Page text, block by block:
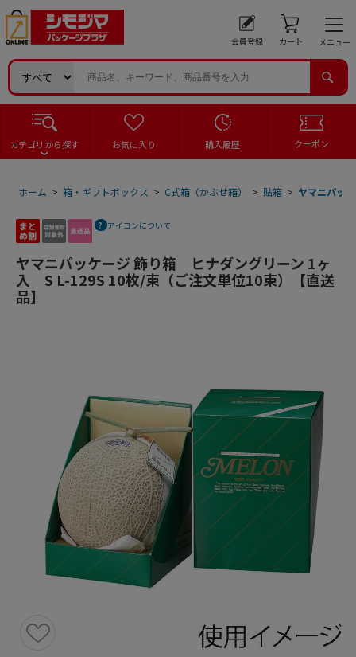
会員登録 カート メニュー
カテゴリから探す お気に入り 購入履歴 クーポン
ホーム > 箱・ギフトボックス > C式箱（かぶせ箱） > 貼箱 > ヤマニパッ
アイコンについて
ヤマニパッケージ 飾り箱 ヒナダングリーン 1ヶ
入 S L-129S 10枚/束（ご注文単位10束）【直送
品】